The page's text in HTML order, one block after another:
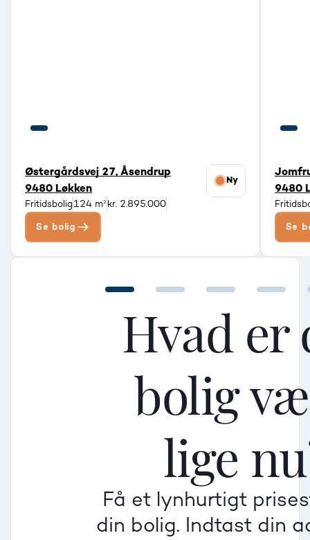
Østergårdsvej 27, Åsendrup
9480 Løkken
Ny
Fritidsbolig124 m² kr. 2.895.000
Se bolig
9480
Se
Hvad er
bolig
lige
Få et lynhurtigt
din bolig. Indtast din
Dårlig
Mindre god
Mellem
Dårlig
Mindre god
Mellem
Dårlig
Mindre god
Mellem
Villa
Beregner pris